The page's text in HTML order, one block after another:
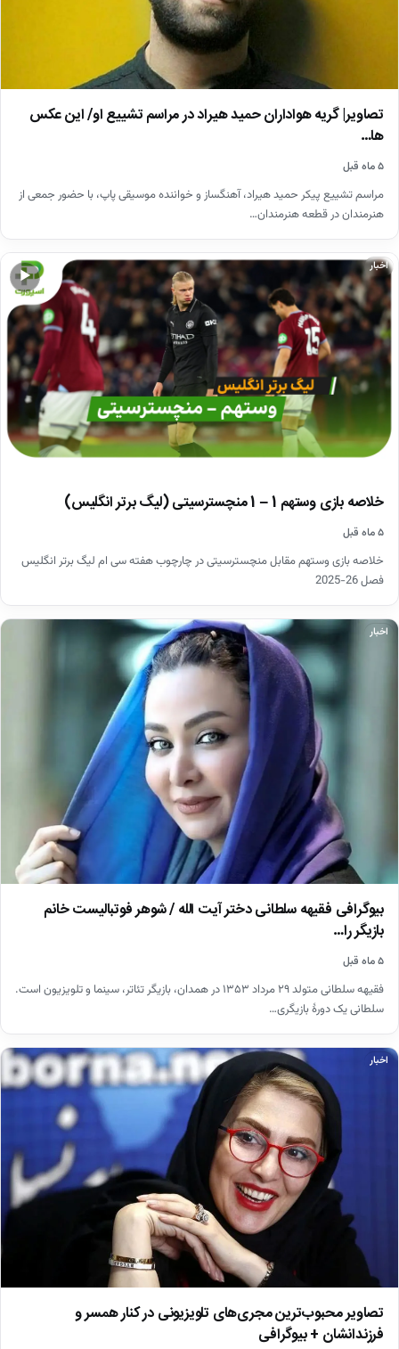
تصاویر| گریه هواداران حمید هیراد در مراسم تشییع او/ این عکس
ها…
۵ ماه قبل
مراسم تشییع پیکر حمید هیراد، آهنگساز و خواننده موسیقی پاپ، با حضور جمعی از
هنرمندان در قطعه هنرمندان…
▶
اخبار
خلاصه بازی وستهم 1 – 1 منچسترسیتی (لیگ برتر انگلیس)
۵ ماه قبل
خلاصه بازی وستهم مقابل منچسترسیتی در چارچوب هفته سی ام لیگ برتر انگلیس
فصل 26-2025
اخبار
بیوگرافی فقیهه سلطانی دختر آیت الله / شوهر فوتبالیست خانم
بازیگر را…
۵ ماه قبل
فقیهه سلطانی متولد ۲۹ مرداد ۱۳۵۳ در همدان، بازیگر تئاتر، سینما و تلویزیون است.
سلطانی یک دورهٔ بازیگری…
اخبار
تصاویر محبوب‌ترین مجری‌های تلویزیونی در کنار همسر و
فرزندانشان + بیوگرافی